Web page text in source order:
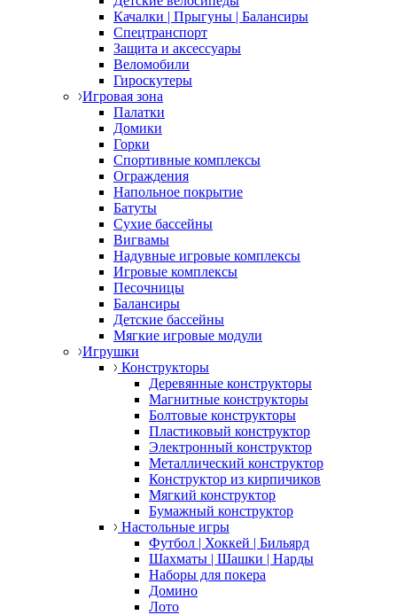
Качалки | Прыгуны | Балансиры
Спецтранспорт
Защита и аксессуары
Веломобили
Гироскутеры
Игровая зона
Палатки
Домики
Горки
Спортивные комплексы
Ограждения
Напольное покрытие
Батуты
Сухие бассейны
Вигвамы
Надувные игровые комплексы
Игровые комплексы
Песочницы
Балансиры
Детские бассейны
Мягкие игровые модули
Игрушки
Конструкторы
Деревянные конструкторы
Магнитные конструкторы
Болтовые конструкторы
Пластиковый конструктор
Электронный конструктор
Металлический конструктор
Конструктор из кирпичиков
Мягкий конструктор
Бумажный конструктор
Настольные игры
Футбол | Хоккей | Бильярд
Шахматы | Шашки | Нарды
Наборы для покера
Домино
Лото